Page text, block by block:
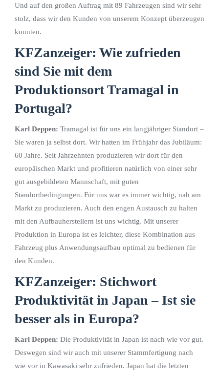
Und auf den großen Auftrag mit 89 Fahrzeugen sind wir sehr
stolz, dass wir den Kunden von unserem Konzept überzeugen
konnten.
KFZanzeiger: Wie zufrieden
sind Sie mit dem
Produktionsort Tramagal in
Portugal?
Karl Deppen: Tramagal ist für uns ein langjähriger Standort –
Sie waren ja selbst dort. Wir hatten im Frühjahr das Jubiläum:
60 Jahre. Seit Jahrzehnten produzieren wir dort für den
europäischen Markt und profitieren natürlich von einer sehr
gut ausgebildeten Mannschaft, mit guten
Standortbedingungen. Für uns war es immer wichtig, nah am
Markt zu produzieren. Auch den engen Austausch zu halten
mit den Aufbauherstellern ist uns wichtig. Mit unserer
Produktion in Europa ist es leichter, diese Kombination aus
Fahrzeug plus Anwendungsaufbau optimal zu bedienen für
den Kunden.
KFZanzeiger: Stichwort
Produktivität in Japan – Ist sie
besser als in Europa?
Karl Deppen: Die Produktivität in Japan ist nach wie vor gut.
Deswegen sind wir auch mit unserer Stammfertigung nach
wie vor in Kawasaki sehr zufrieden. Japan hat die letzten